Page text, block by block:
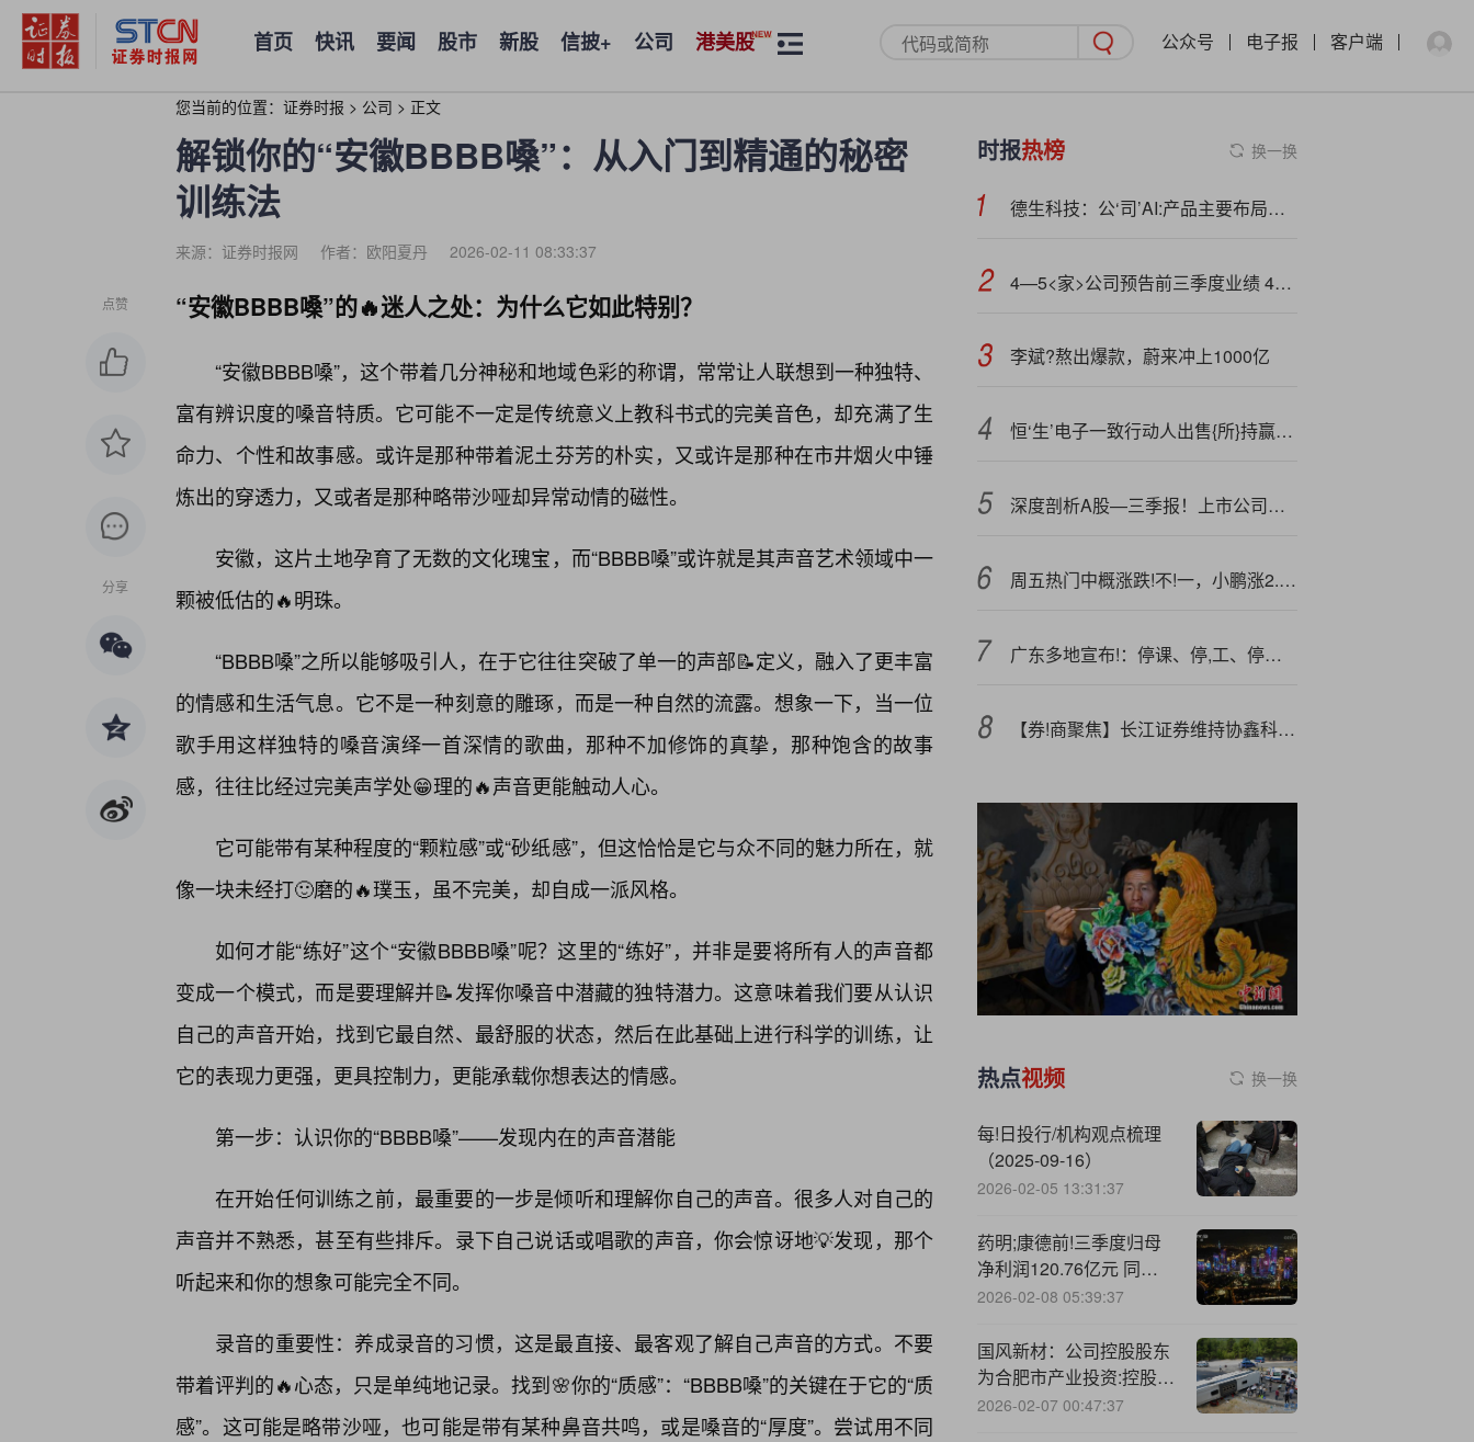
首页 快讯 要闻 股市 新股 信披+ 公司 港美股 公众号 电子报 客户端
您当前的位置： 证券时报 > 公司 > 正文
解锁你的“安徽BBBB嗓”：从入门到精通的秘密
训练法
来源：证券时报网 作者：欧阳夏丹 2026-02-11 08:33:37
点赞
分享
“安徽BBBB嗓”的🔥迷人之处：为什么它如此特别？
“安徽BBBB嗓”，这个带着几分神秘和地域色彩的称谓，常常让人联想到一种独特、
富有辨识度的嗓音特质。它可能不一定是传统意义上教科书式的完美音色，却充满了生
命力、个性和故事感。或许是那种带着泥土芬芳的朴实，又或许是那种在市井烟火中锤
炼出的穿透力，又或者是那种略带沙哑却异常动情的磁性。
安徽，这片土地孕育了无数的文化瑰宝，而“BBBB嗓”或许就是其声音艺术领域中一
颗被低估的🔥明珠。
“BBBB嗓”之所以能够吸引人，在于它往往突破了单一的声部📝定义，融入了更丰富
的情感和生活气息。它不是一种刻意的雕琢，而是一种自然的流露。想象一下，当一位
歌手用这样独特的嗓音演绎一首深情的歌曲，那种不加修饰的真挚，那种饱含的故事
感，往往比经过完美声学处😁理的🔥声音更能触动人心。
它可能带有某种程度的“颗粒感”或“砂纸感”，但这恰恰是它与众不同的魅力所在，就
像一块未经打🙂磨的🔥璞玉，虽不完美，却自成一派风格。
如何才能“练好”这个“安徽BBBB嗓”呢？这里的“练好”，并非是要将所有人的声音都
变成一个模式，而是要理解并📝发挥你嗓音中潜藏的独特潜力。这意味着我们要从认识
自己的声音开始，找到它最自然、最舒服的状态，然后在此基础上进行科学的训练，让
它的表现力更强，更具控制力，更能承载你想表达的情感。
第一步：认识你的“BBBB嗓”——发现内在的声音潜能
在开始任何训练之前，最重要的一步是倾听和理解你自己的声音。很多人对自己的
声音并不熟悉，甚至有些排斥。录下自己说话或唱歌的声音，你会惊讶地💡发现，那个
听起来和你的想象可能完全不同。
录音的重要性：养成录音的习惯，这是最直接、最客观了解自己声音的方式。不要
带着评判的🔥心态，只是单纯地记录。找到🌸你的“质感”：“BBBB嗓”的关键在于它的“质
感”。这可能是略带沙哑，也可能是带有某种鼻音共鸣，或是嗓音的“厚度”。尝试用不同
时报热榜 换一换
德生科技：公‘司’AI:产品主要布局在政务、就业、医疗等核心民生服务领域
4—5<家>公司预告前三季度业绩 41家预增
李斌?熬出爆款，蔚来冲上1000亿
恒‘生’电子一致行动人出售{所}持赢时胜股份 实现税前利润约1.23亿元
深度剖析A股—三季报！上市公司大赚4.7万亿元，多家公司业绩增超20倍
周五热门中概涨跌!不!一，小鹏涨2.43%，蔚来跌5.76%
广东多地宣布!：停课、停,工、停产、停运、停业！
【券!商聚焦】长江证券维持协鑫科技(03800)“买入”评级 指其产品质量稳定提升
热点视频 换一换
每!日投行/机构观点梳理
（2025-09-16）
2026-02-05 13:31:37
药明;康德前!三季度归母
净利润120.76亿元 同比
增长84.84%
2026-02-08 05:39:37
国风新材：公司控股股东
为合肥市产业投资:控股
（集团）有限公司
2026-02-07 00:47:37